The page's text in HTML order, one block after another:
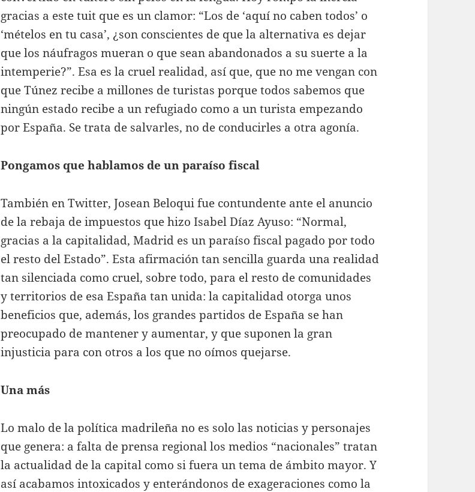
gracias a este tuit que es un clamor: “Los de ‘aquí no caben todos’ o
‘mételos en tu casa’, ¿son conscientes de que la alternativa es dejar
que los náufragos mueran o que sean abandonados a su suerte a la
intemperie?”. Esa es la cruel realidad, así que, que no me vengan con
que Túnez recibe a millones de turistas porque todos sabemos que
ningún estado recibe a un refugiado como a un turista empezando
por España. Se trata de salvarles, no de conducirles a otra agonía.
Pongamos que hablamos de un paraíso fiscal
También en Twitter, Josean Beloqui fue contundente ante el anuncio
de la rebaja de impuestos que hizo Isabel Díaz Ayuso: “Normal,
gracias a la capitalidad, Madrid es un paraíso fiscal pagado por todo
el resto del Estado”. Esta afirmación tan sencilla guarda una realidad
tan silenciada como cruel, sobre todo, para el resto de comunidades
y territorios de esa España tan unida: la capitalidad otorga unos
beneficios que, además, los grandes partidos de España se han
preocupado de mantener y aumentar, y que suponen la gran
injusticia para con otros a los que no oímos quejarse.
Una más
Lo malo de la política madrileña no es solo las noticias y personajes
que genera: a falta de prensa regional los medios “nacionales” tratan
la actualidad de la capital como si fuera un tema de ámbito mayor. Y
así acabamos intoxicados y enterándonos de exageraciones como la